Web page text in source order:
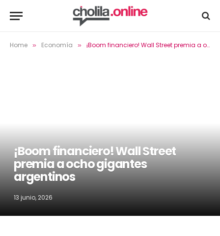
Home » Economía » ¡Boom financiero! Wall Street premia a ocho gigantes argentinos
¡Boom financiero! Wall Street
premia a ocho gigantes
argentinos
13 junio, 2026